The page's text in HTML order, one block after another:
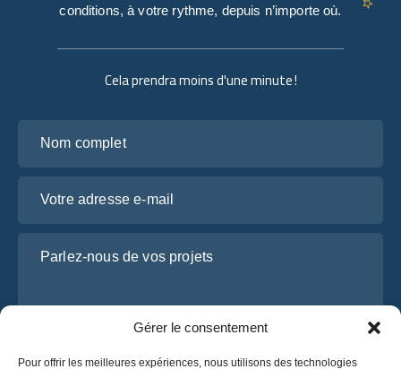
Gérer le consentement
Pour offrir les meilleures expériences, nous utilisons des technologies
Cela prendra moins d'une minute !
conditions, à votre rythme, depuis n’importe où.